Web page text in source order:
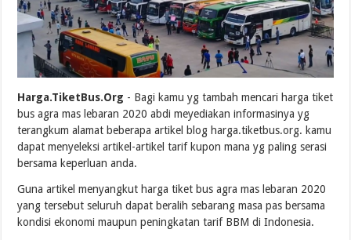
Harga.TiketBus.Org - Bagi kamu yg tambah mencari harga tiket
bus agra mas lebaran 2020 abdi meyediakan informasinya yg
terangkum alamat beberapa artikel blog harga.tiketbus.org. kamu
dapat menyeleksi artikel-artikel tarif kupon mana yg paling serasi
bersama keperluan anda.
Guna artikel menyangkut harga tiket bus agra mas lebaran 2020
yang tersebut seluruh dapat beralih sebarang masa pas bersama
kondisi ekonomi maupun peningkatan tarif BBM di Indonesia.